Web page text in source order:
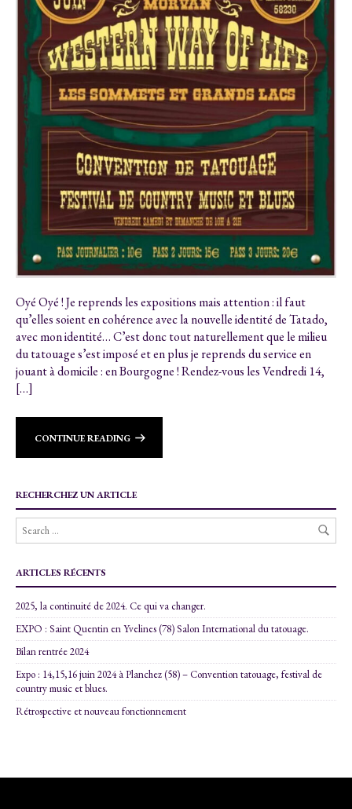
Oyé Oyé ! Je reprends les expositions mais attention : il faut
qu’elles soient en cohérence avec la nouvelle identité de Tatado,
avec mon identité… C’est donc tout naturellement que le milieu
du tatouage s’est imposé et en plus je reprends du service en
jouant à domicile : en Bourgogne ! Rendez-vous les Vendredi 14,
[…]
CONTINUE READING
RECHERCHEZ UN ARTICLE
ARTICLES RÉCENTS
2025, la continuité de 2024. Ce qui va changer.
EXPO : Saint Quentin en Yvelines (78) Salon International du tatouage.
Bilan rentrée 2024
Expo : 14,15,16 juin 2024 à Planchez (58) – Convention tatouage, festival de
country music et blues.
Rétrospective et nouveau fonctionnement